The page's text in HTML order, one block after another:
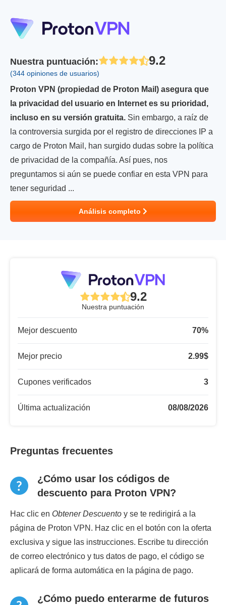
Nuestra puntuación: 9.2
(344 opiniones de usuarios)
Proton VPN (propiedad de Proton Mail) asegura que
la privacidad del usuario en Internet es su prioridad,
incluso en su versión gratuita. Sin embargo, a raíz de
la controversia surgida por el registro de direcciones IP a
cargo de Proton Mail, han surgido dudas sobre la política
de privacidad de la compañía. Así pues, nos
preguntamos si aún se puede confiar en esta VPN para
tener seguridad ...
Análisis completo
9.2
Nuestra puntuación
Mejor descuento 70%
Mejor precio 2.99$
Cupones verificados 3
Última actualización 08/08/2026
Preguntas frecuentes
¿Cómo usar los códigos de
descuento para Proton VPN?
Hac clic en Obtener Descuento y se te redirigirá a la
página de Proton VPN. Haz clic en el botón con la oferta
exclusiva y sigue las instrucciones. Escribe tu dirección
de correo electrónico y tus datos de pago, el código se
aplicará de forma automática en la página de pago.
¿Cómo puedo enterarme de futuros